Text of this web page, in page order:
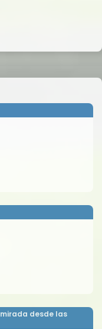
desde las